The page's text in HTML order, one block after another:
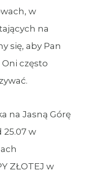
w
na
się, aby Pan
Oni często
na Jasną Górę
25.07 w
ZŁOTEJ w